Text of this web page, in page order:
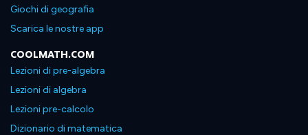
Giochi di geografia
Scarica le nostre app
COOLMATH.COM
Lezioni di pre-algebra
Lezioni di algebra
Lezioni pre-calcolo
Dizionario di matematica